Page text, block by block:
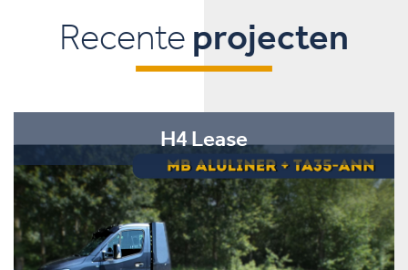
Recente projecten
H4 Lease